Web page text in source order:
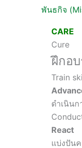
พันธกิจ
CARE
Cure
ฝึกอ
Train
ดำเนิน
React
แบ่งปัน